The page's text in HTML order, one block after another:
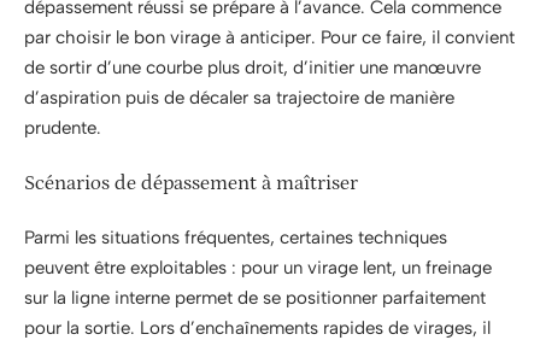
dépassement réussi se prépare à l’avance. Cela commence
par choisir le bon virage à anticiper. Pour ce faire, il convient
de sortir d’une courbe plus droit, d’initier une manœuvre
d’aspiration puis de décaler sa trajectoire de manière
prudente.
Scénarios de dépassement à maîtriser
Parmi les situations fréquentes, certaines techniques
peuvent être exploitables : pour un virage lent, un freinage
sur la ligne interne permet de se positionner parfaitement
pour la sortie. Lors d’enchaînements rapides de virages, il